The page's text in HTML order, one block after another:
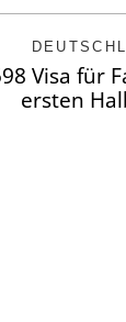
Visa für
ersten